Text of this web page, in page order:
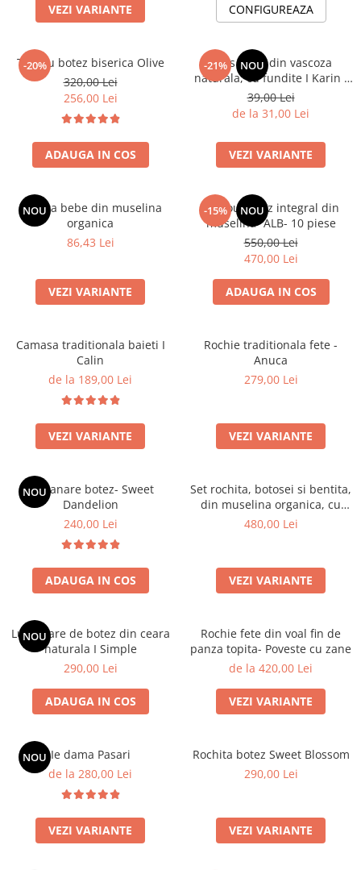
Botosei
Fulare si esarfe
Saci de dormit bebe
Prosoape
Perii de par bebe
Camasi baieti
Body-uri bebe
VEZI VARIANTE CONFIGUREAZA
-20%
Trusou botez biserica Olive
320,00 Lei
256,00 Lei
ADAUGA IN COS
-21% NOU
Dres bebe din vascoza
naturala, cu fundite I Karin I
ALB
39,00 Lei
de la 31,00 Lei
VEZI VARIANTE
NOU
Boneta bebe din muselina
organica
86,43 Lei
VEZI VARIANTE
-15% NOU
Trusou botez integral din
muselina- ALB- 10 piese
550,00 Lei
470,00 Lei
ADAUGA IN COS
Camasa traditionala baieti I
Calin
de la 189,00 Lei
VEZI VARIANTE
Rochie traditionala fete -
Anuca
279,00 Lei
VEZI VARIANTE
NOU
Lumanare botez- Sweet
Dandelion
240,00 Lei
ADAUGA IN COS
Set rochita, botosei si bentita,
din muselina organica, cu
detalii brodate - Lavanda
480,00 Lei
VEZI VARIANTE
NOU
Lumanare de botez din ceara
naturala I Simple
290,00 Lei
ADAUGA IN COS
Rochie fete din voal fin de
panza topita- Poveste cu zane
de la 420,00 Lei
VEZI VARIANTE
NOU Ie dama Pasari
de la 280,00 Lei
VEZI VARIANTE
Rochita botez Sweet Blossom
290,00 Lei
VEZI VARIANTE